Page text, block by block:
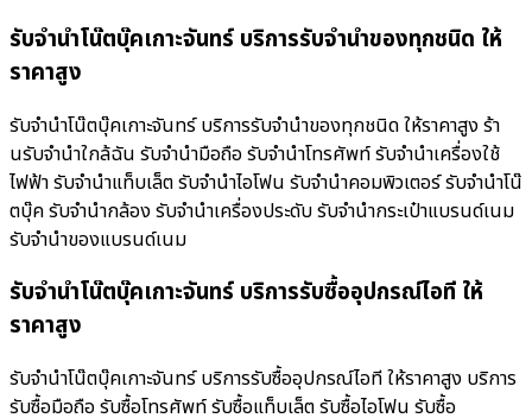
รับจำนำโน๊ตบุ๊คเกาะจันทร์ บริการรับจำนำของทุกชนิด ให้
ราคาสูง
รับจำนำโน๊ตบุ๊คเกาะจันทร์ บริการรับจำนำของทุกชนิด ให้ราคาสูง ร้า
นรับจํานําใกล้ฉัน รับจำนำมือถือ รับจำนำโทรศัพท์ รับจำนำเครื่องใช้
ไฟฟ้า รับจำนำแท็บเล็ต รับจำนำไอโฟน รับจำนำคอมพิวเตอร์ รับจำนำโน๊
ตบุ๊ค รับจำนำกล้อง รับจำนำเครื่องประดับ รับจำนำกระเป๋าแบรนด์เนม
รับจำนำของแบรนด์เนม
รับจำนำโน๊ตบุ๊คเกาะจันทร์ บริการรับซื้ออุปกรณ์ไอที ให้
ราคาสูง
รับจำนำโน๊ตบุ๊คเกาะจันทร์ บริการรับซื้ออุปกรณ์ไอที ให้ราคาสูง บริการ
รับซื้อมือถือ รับซื้อโทรศัพท์ รับซื้อแท็บเล็ต รับซื้อไอโฟน รับซื้อ